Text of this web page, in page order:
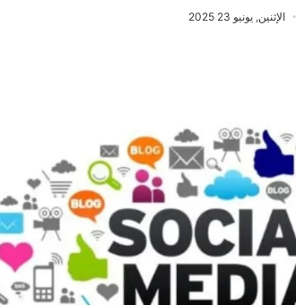
الإثنين, يونيو 23 2025